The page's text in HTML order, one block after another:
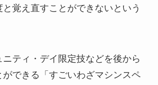
と覚え直すことができないという
ニティ・デイ限定技などを後から
できる「すごいわざマシンスペ